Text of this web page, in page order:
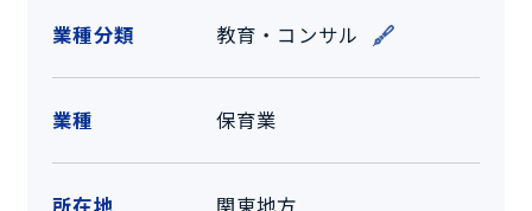
業種分類 教育・コンサル
業種 保育業
所在地 関東地方